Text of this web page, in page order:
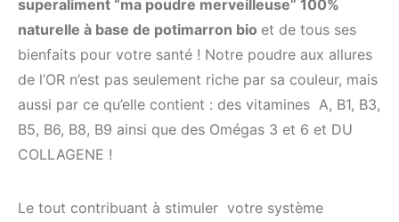
superaliment “ma poudre merveilleuse” 100%
naturelle à base de potimarron bio et de tous ses
bienfaits pour votre santé ! Notre poudre aux allures
de l’OR n’est pas seulement riche par sa couleur, mais
aussi par ce qu’elle contient : des vitamines A, B1, B3,
B5, B6, B8, B9 ainsi que des Omégas 3 et 6 et DU
COLLAGENE !
Le tout contribuant à stimuler votre système